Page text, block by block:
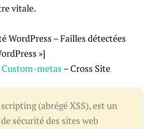
vitale.
WordPress – Failles détectées
»]
metas – Cross Site
(abrégé XSS), est un
sécurité des sites web